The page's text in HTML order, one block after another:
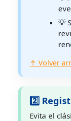
💡
↑ Volver
2️⃣
Evita el